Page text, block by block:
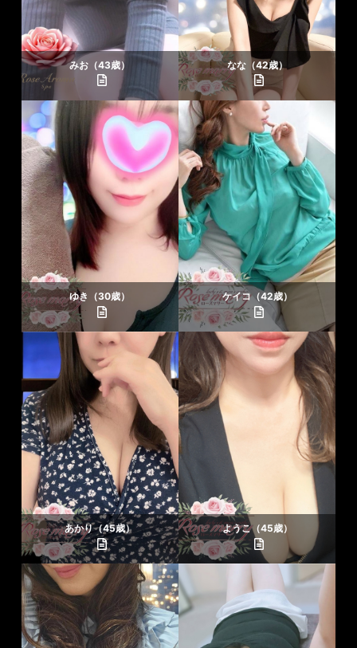
みお（43歳） なな（42歳）
ゆき（30歳） ケイコ（42歳）
あかり（45歳） ようこ（45歳）